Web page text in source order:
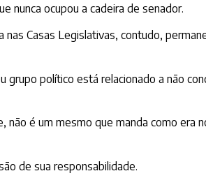
nunca ocupou a cadeira de senador.
Casas Legislativas, contudo,
grupo político está relacionado a não
é um mesmo que manda como era
de sua responsabilidade.